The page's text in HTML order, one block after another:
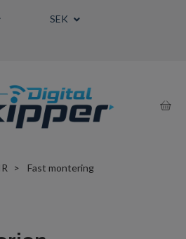
SEK
Fast montering